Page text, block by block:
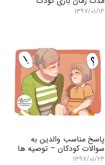
۱۳۹۷/۰۱/۱۴
پاسخ مناسب والدین به
سوالات کودکان – توصیه ها
۱۳۹۷/۰۱/۲۴